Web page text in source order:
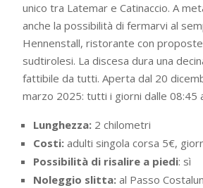
unico tra Latemar e Catinaccio. A
anche la possibilità di fermarvi al
Hennenstall, ristorante con
sudtirolesi. La discesa dura una
fattibile da tutti. Aperta dal 20
marzo 2025: tutti i giorni dalle 08:45
Lunghezza: 2 chilometri
Costi: adulti singola corsa 5€,
Possibilità di risalire a piedi: sì
Noleggio slitta: al Passo